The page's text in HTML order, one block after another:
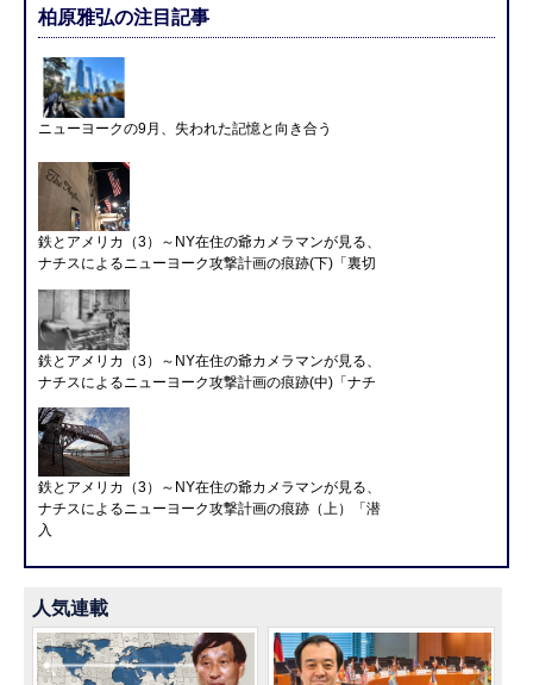
柏原雅弘の注目記事
ニューヨークの9月、失われた記憶と向き合う
鉄とアメリカ（3）～NY在住の爺カメラマンが見る、
ナチスによるニューヨーク攻撃計画の痕跡(下)「裏切
鉄とアメリカ（3）～NY在住の爺カメラマンが見る、
ナチスによるニューヨーク攻撃計画の痕跡(中)「ナチ
鉄とアメリカ（3）～NY在住の爺カメラマンが見る、
ナチスによるニューヨーク攻撃計画の痕跡（上）「潜
入
人気連載